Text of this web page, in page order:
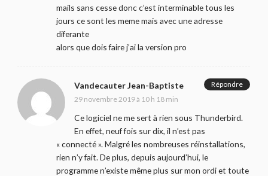
mails sans cesse donc c’est interminable tous les
jours ce sont les meme mais avec une adresse
diferante
alors que dois faire j’ai la version pro
Vandecauter Jean-Baptiste
29 novembre 2019 à 10 h 18 min
Ce logiciel ne me sert à rien sous Thunderbird.
En effet, neuf fois sur dix, il n’est pas
« connecté ». Malgré les nombreuses réinstallations,
rien n’y fait. De plus, depuis aujourd’hui, le
programme n’existe même plus sur mon ordi et toute
Répondre